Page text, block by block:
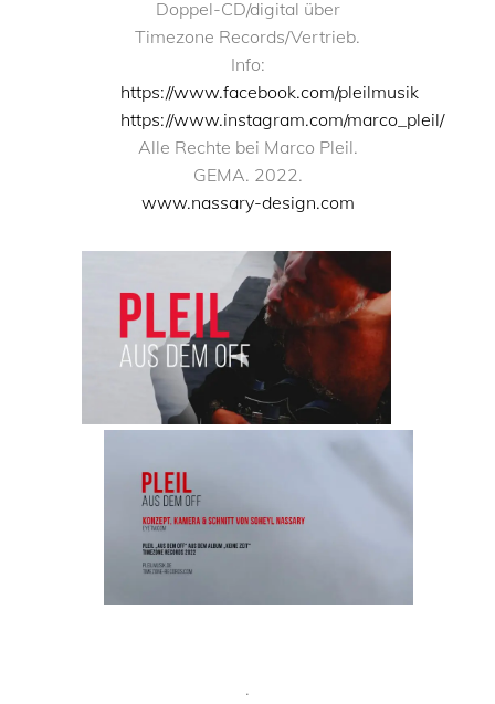
Doppel-CD/digital über
Timezone Records/Vertrieb.
Info:
https://www.facebook.com/pleilmusik
https://www.instagram.com/marco_pleil/
Alle Rechte bei Marco Pleil.
GEMA. 2022.
www.nassary-design.com
.